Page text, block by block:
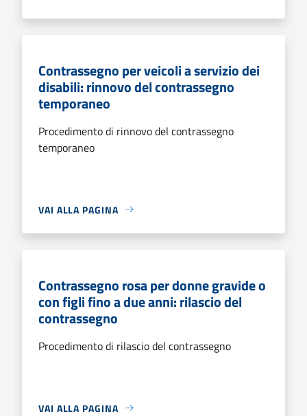
Contrassegno per veicoli a servizio dei
disabili: rinnovo del contrassegno
temporaneo
Procedimento di rinnovo del contrassegno
temporaneo
VAI ALLA PAGINA
Contrassegno rosa per donne gravide o
con figli fino a due anni: rilascio del
contrassegno
Procedimento di rilascio del contrassegno
VAI ALLA PAGINA